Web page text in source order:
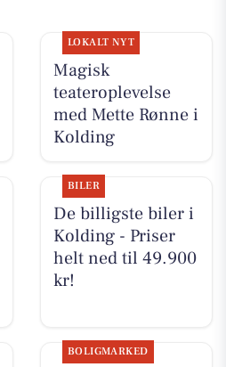
LOKALT NYT
Magisk
teateroplevelse
med Mette Rønne i
Kolding
BILER
De billigste biler i
Kolding - Priser
helt ned til 49.900
kr!
BOLIGMARKED